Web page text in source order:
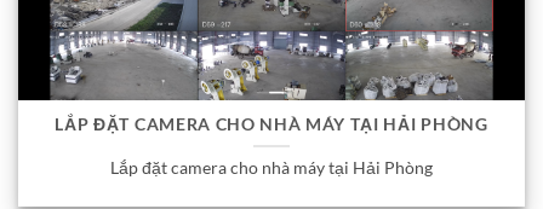
LẮP ĐẶT CAMERA CHO NHÀ MÁY TẠI HẢI PHÒNG
Lắp đặt camera cho nhà máy tại Hải Phòng